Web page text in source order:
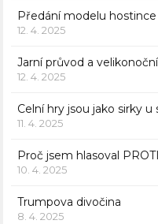
Předání modelu
12. 4. 2025
Jarní průvod a
12. 4. 2025
Celní hry jsou jako sirky u
11. 4. 2025
Proč jsem hlasoval
10. 4. 2025
Trumpova divočina
8. 4. 2025